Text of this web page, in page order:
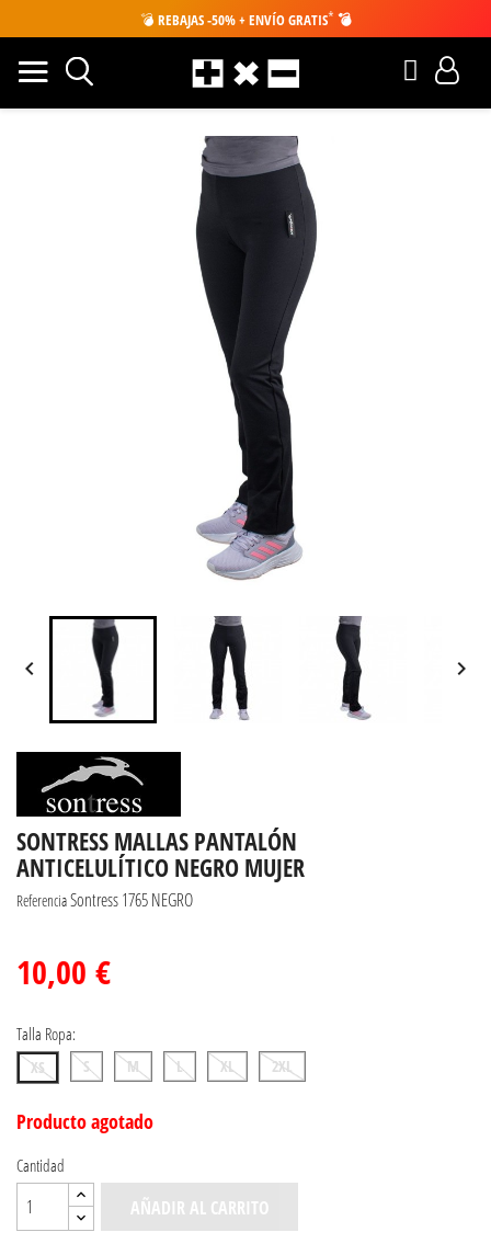
💣 REBAJAS -50% + ENVÍO GRATIS* 💣
 
SONTRESS MALLAS PANTALÓN
ANTICELULÍTICO NEGRO MUJER
ReferenciaSontress 1765 NEGRO
10,00 €
Talla Ropa:
XS S M L XL 2XL
Producto agotado
Cantidad
AÑADIR AL CARRITO